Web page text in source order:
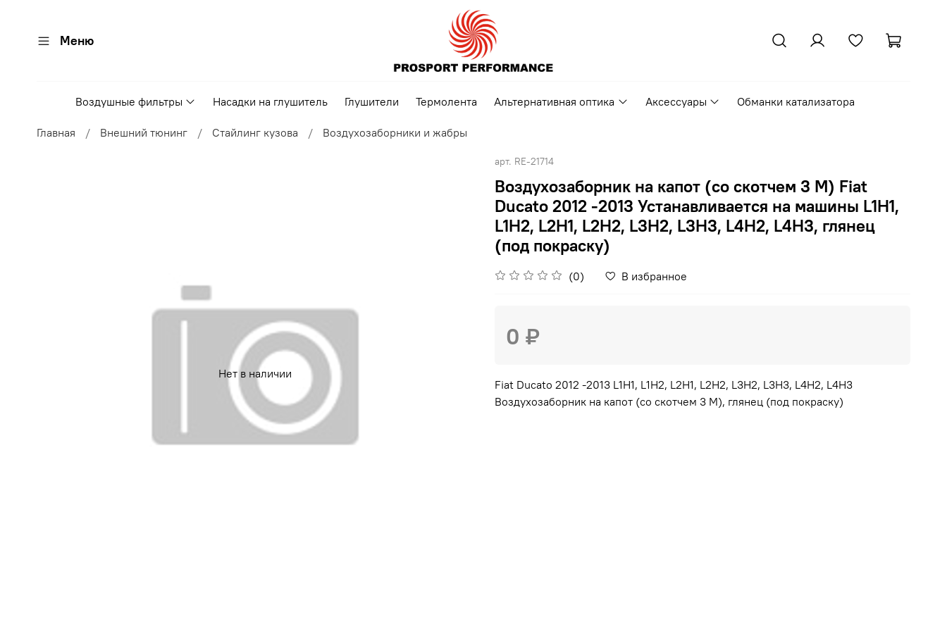
Меню
Воздушные фильтры Насадки на глушитель Глушители Термолента Альтернативная оптика Аксессуары Обманки катализатора
Главная Внешний тюнинг Стайлинг кузова Воздухозаборники и жабры
Нет в наличии
арт. RE-21714
Воздухозаборник на капот (со скотчем 3 М) Fiat
Ducato 2012 -2013 Устанавливается на машины L1H1,
L1H2, L2H1, L2H2, L3H2, L3H3, L4H2, L4H3, глянец
(под покраску)
(0) В избранное
0 ₽
Fiat Ducato 2012 -2013 L1H1, L1H2, L2H1, L2H2, L3H2, L3H3, L4H2, L4H3
Воздухозаборник на капот (со скотчем 3 М), глянец (под покраску)